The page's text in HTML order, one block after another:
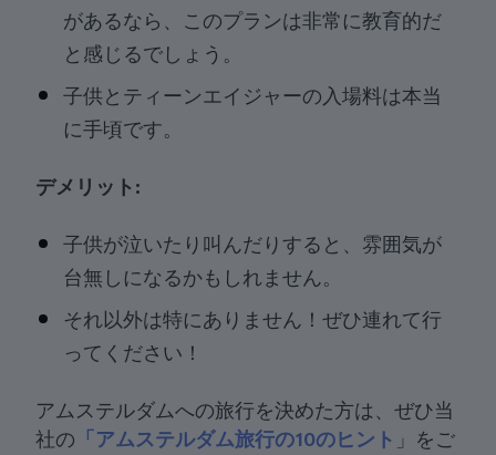
があるなら、このプランは非常に教育的だ
と感じるでしょう。
子供とティーンエイジャーの入場料は本当
に手頃です。
デメリット:
子供が泣いたり叫んだりすると、雰囲気が
台無しになるかもしれません。
それ以外は特にありません！ぜひ連れて行
ってください！
アムステルダムへの旅行を決めた方は、ぜひ当
社の 「アムステルダム旅行の10のヒント 」をご